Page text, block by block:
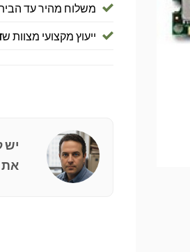
משלוח מהיר עד
ייעוץ מקצועי מצוות ש
יש
את